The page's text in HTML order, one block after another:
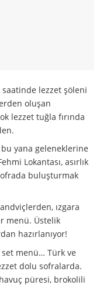
lezzet şöleni
oluşan
lezzet tuğla fırında
bu yana geleneklerine
Lokantası, asırlık
buluşturmak
ızgara
menü. Üstelik
hazırlanıyor!
menü… Türk ve
dolu sofralarda.
püresi, brokolili